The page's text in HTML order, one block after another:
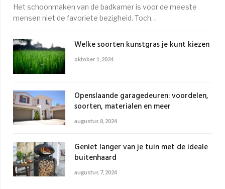
Het schoonmaken van de badkamer is voor de meeste
mensen niet de favoriete bezigheid. Toch…
Welke soorten kunstgras je kunt kiezen
oktober 1, 2024
Openslaande garagedeuren: voordelen,
soorten, materialen en meer
augustus 8, 2024
Geniet langer van je tuin met de ideale
buitenhaard
augustus 7, 2024